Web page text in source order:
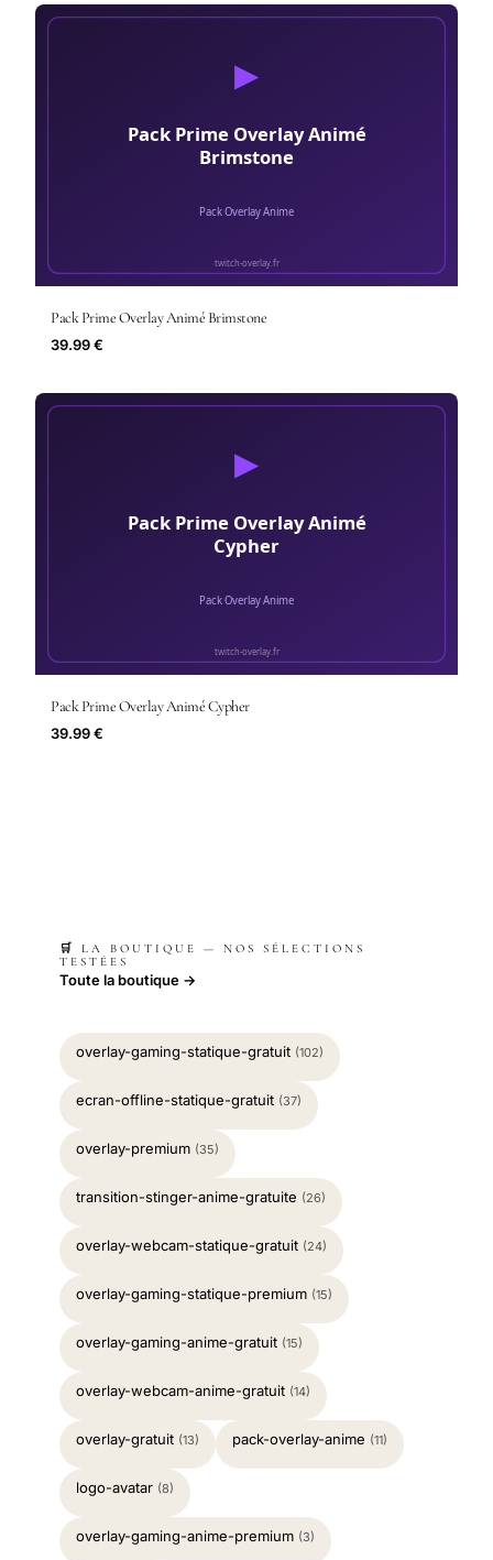
Pack Prime Overlay Animé Brimstone
39.99 €
Pack Prime Overlay Animé Cypher
39.99 €
🛒 LA BOUTIQUE — NOS SÉLECTIONS
TESTÉES
Toute la boutique →
overlay-gaming-statique-gratuit (102)
ecran-offline-statique-gratuit (37)
overlay-premium (35)
transition-stinger-anime-gratuite (26)
overlay-webcam-statique-gratuit (24)
overlay-gaming-statique-premium (15)
overlay-gaming-anime-gratuit (15)
overlay-webcam-anime-gratuit (14)
overlay-gratuit (13) pack-overlay-anime (11)
logo-avatar (8)
overlay-gaming-anime-premium (3)